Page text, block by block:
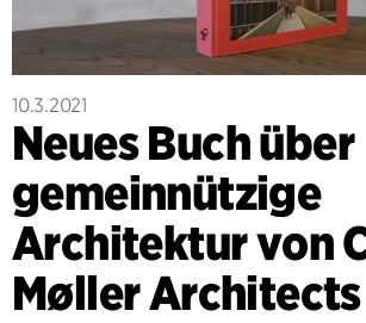
10.3.2021
Neues Buch über
gemeinnützige
Architektur von
Møller Architects